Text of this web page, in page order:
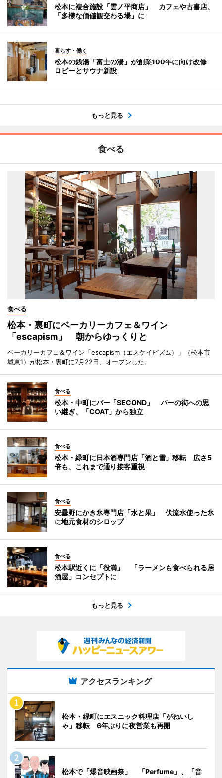
松本に複合施設「雲ノ平商店」 カフェや古書店、
「多様な価値観交わる場」に
暮らす・働く
松本の銭湯「富士の湯」が創業100年に向け改修
ロビーとサウナ新設
もっと見る
食べる
食べる
松本・裏町にベーカリーカフェ＆ワイン
「escapism」 朝からゆっくりと
ベーカリーカフェ＆ワイン「escapism（エスケイピズム）」（松本市
城東1）が松本・裏町に7月22日、オープンした。
食べる
松本・中町にバー「SECOND」 バーの街への思
い継ぎ、「COAT」から独立
食べる
松本・緑町に日本酒専門店「酒と雪」移転 広さ5
倍も、これまで通り接客重視
食べる
安曇野にかき氷専門店「水と果」 伏流水使った氷
に地元食材のシロップ
食べる
松本駅近くに「役満」 「ラーメンも食べられる居
酒屋」コンセプトに
もっと見る
アクセスランキング
松本・緑町にエスニック料理店「がねいし
ゃ」移転 6年ぶりに夜営業も再開
松本で「爆音映画祭」 「Perfume」、「音